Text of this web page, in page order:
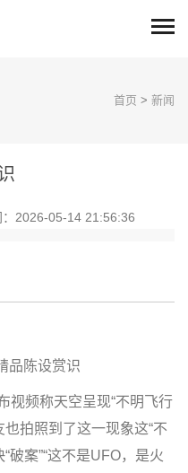
首页 > 新闻
2026-05-14 21:56:36
频称天空呈现“不明飞行
拍照到了这一现象这“不
破案”“这不是UFO，是火